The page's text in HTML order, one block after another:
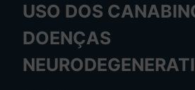
USO DOS
DOENÇAS